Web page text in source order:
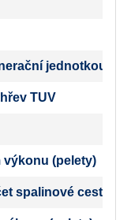
jednotkou
TUV
výkonu (pelety)
spalinové cesty